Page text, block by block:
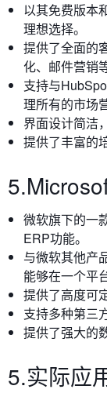
以其免费版本
理想选择。
提供了全面的
化、邮件营销
支持与
理所有的市场
界面设计简洁
提供了丰富的
微软旗下的一
ERP功能。
与微软其他产
能够在一个平
提供了高度可
支持多种第三
提供了强大的
5.实际应